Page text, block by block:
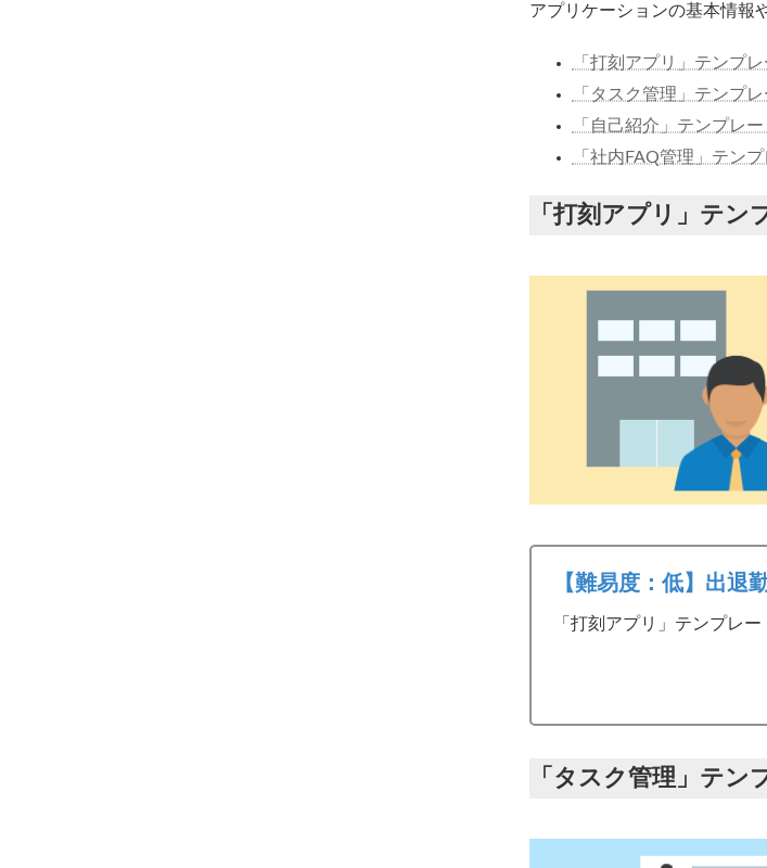
アプリケーションの基本情報
「打刻アプリ」テンプレ
「タスク管理」テンプレ
「自己紹介」テンプレー
「社内FAQ管理」テンプ
「打刻アプリ」テン
【難易度：低】出退
「打刻アプリ」テンプレ
「タスク管理」テン